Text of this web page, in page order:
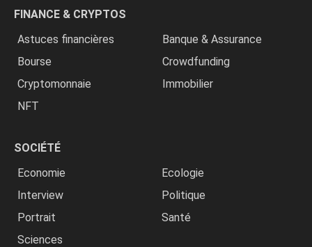
FINANCE & CRYPTOS
Astuces financières
Banque & Assurance
Bourse
Crowdfunding
Cryptomonnaie
Immobilier
NFT
SOCIÉTÉ
Economie
Ecologie
Interview
Politique
Portrait
Santé
Sciences